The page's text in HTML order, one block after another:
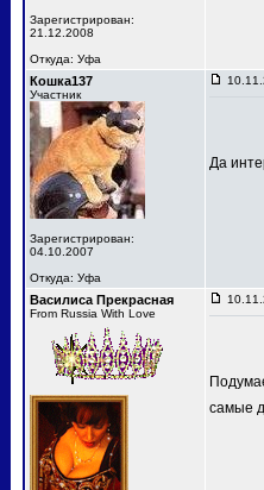
Зарегистрирован:
21.12.2008
Откуда: Уфа
Кошка137
Участник
Зарегистрирован:
04.10.2007
Откуда: Уфа
Да
Василиса Прекрасная
From Russia With Love
самые